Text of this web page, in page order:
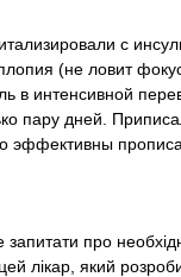
с
(не ловит
в интенсивной
пару дней.
эффективны
про
лікар, який